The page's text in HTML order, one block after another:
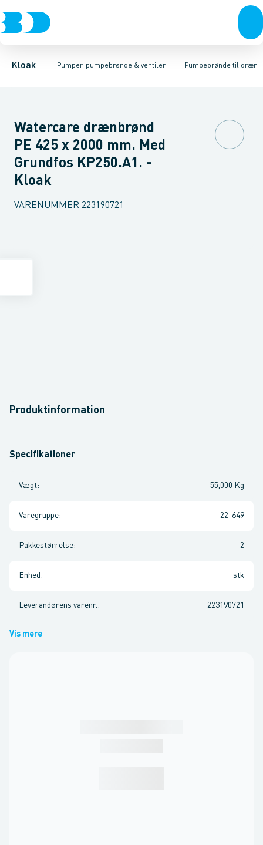
Kloak Pumper, pumpebrønde & ventiler
Rør & fittingsBrøndeBrøndgodsLinjeafvandingTanke,
Pumpebrønde til dræn
Pumpebrønde til gråt spildevandPumpebrønde til sort
Ø400 mm Ø425 mmØ600 mm
Watercare drænbrønd
PE 425 x 2000 mm. Med
Grundfos KP250.A1. -
Kloak
VARENUMMER 223190721
Produktinformation
Specifikationer
Vægt: 55,000 Kg
Varegruppe: 22-649
Pakkestørrelse: 2
Enhed : stk
Leverandørens varenr. : 223190721
Vis mere